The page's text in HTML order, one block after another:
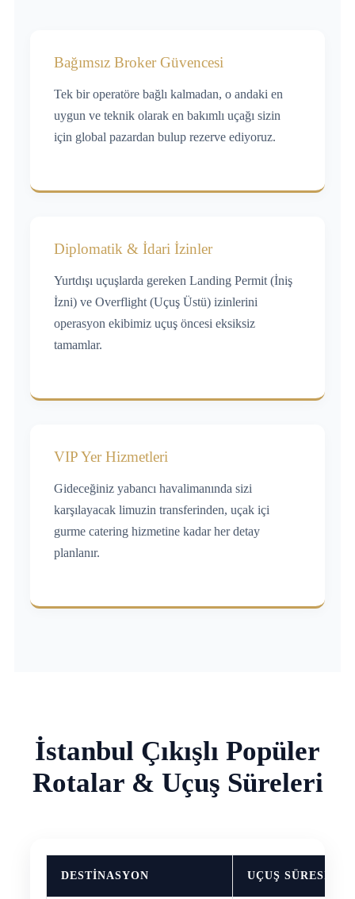
Bağımsız Broker Güvencesi
Tek bir operatöre bağlı kalmadan, o andaki en
uygun ve teknik olarak en bakımlı uçağı sizin
için global pazardan bulup rezerve ediyoruz.
Diplomatik & İdari İzinler
Yurtdışı uçuşlarda gereken Landing Permit (İniş
İzni) ve Overflight (Uçuş Üstü) izinlerini
operasyon ekibimiz uçuş öncesi eksiksiz
tamamlar.
VIP Yer Hizmetleri
Gideceğiniz yabancı havalimanında sizi
karşılayacak limuzin transferinden, uçak içi
gurme catering hizmetine kadar her detay
planlanır.
İstanbul Çıkışlı Popüler
Rotalar & Uçuş Süreleri
DESTINASYON UÇUŞ SÜRESI